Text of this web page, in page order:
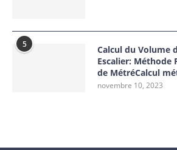
5
Calcul du Volume
Escalier: Méthode
de MétréCalcul
novembre 10, 2023